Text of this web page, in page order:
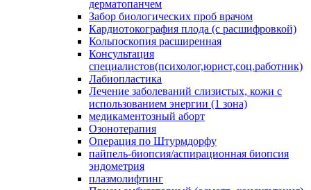
дерматопанчем
Забор биологических проб врачом
Кардиотокография плода (с расшифровкой)
Кольпоскопия расширенная
Консультация
специалистов(психолог,юрист,соц.работник)
Лабиопластика
Лечение заболеваний слизистых, кожи с
использованием энергии (1 зона)
медикаментозный аборт
Озонотерапия
Операция по Штурмдорфу
пайпель-биопсия/аспирационная биопсия
эндометрия
плазмолифтинг